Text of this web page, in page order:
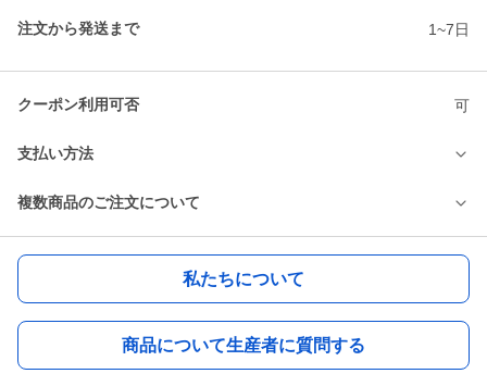
注文から発送まで 1~7日
クーポン利用可否 可
支払い方法
複数商品のご注文について
私たちについて
商品について生産者に質問する